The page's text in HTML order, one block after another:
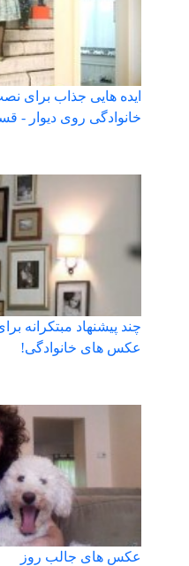
ایده هایی جذاب برای
خانوادگی روی دیوار -
چند پیشنهاد مبتکرانه
عکس های خانوادگی!
عکس های جالب روز